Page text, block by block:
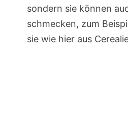
sondern sie können
schmecken, zum
sie wie hier aus